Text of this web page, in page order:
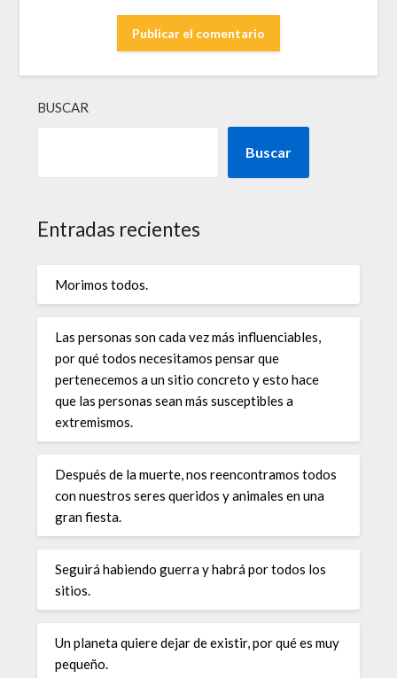
BUSCAR
Buscar
Entradas recientes
Morimos todos.
Las personas son cada vez más influenciables,
por qué todos necesitamos pensar que
pertenecemos a un sitio concreto y esto hace
que las personas sean más susceptibles a
extremismos.
Después de la muerte, nos reencontramos todos
con nuestros seres queridos y animales en una
gran fiesta.
Seguirá habiendo guerra y habrá por todos los
sitios.
Un planeta quiere dejar de existir, por qué es muy
pequeño.